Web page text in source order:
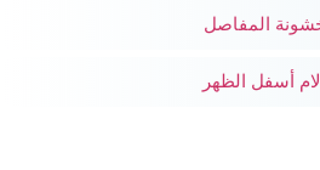
المفاصل
أسفل الظهر